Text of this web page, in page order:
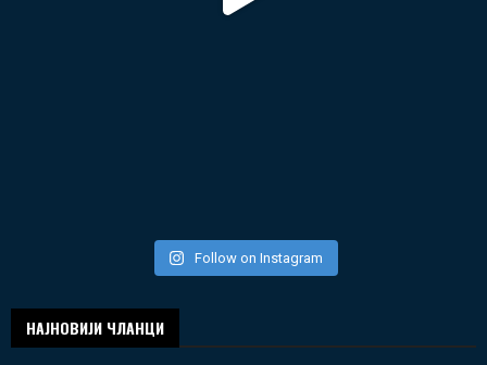
Follow on Instagram
НАЈНОВИЈИ ЧЛАНЦИ